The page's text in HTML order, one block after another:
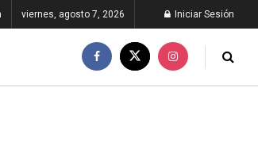
viernes, agosto 7, 2026 Iniciar Sesión